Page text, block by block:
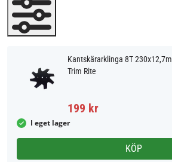
Kantskärarklinga 8T
Trim Rite
199 kr
I eget lager
KÖP